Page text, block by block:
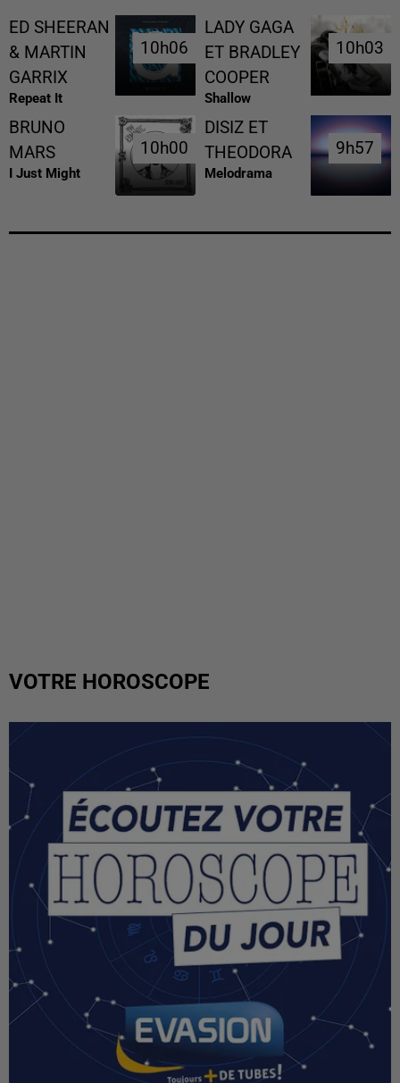
ED SHEERAN
& MARTIN
GARRIX
Repeat It
10h06
10h06
LADY GAGA
ET BRADLEY
COOPER
Shallow
10h03
10h03
BRUNO
MARS
I Just Might
10h00
10h00
DISIZ ET
THEODORA
Melodrama
9h57
9h57
VOTRE HOROSCOPE